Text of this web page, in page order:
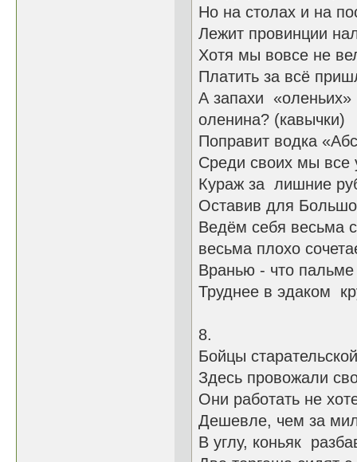
Но на столах и на
Лежит провинции
Хотя мы вовсе не
Платить за всё
А запахи
оленина? (кавычки)
Поправит водка
Среди своих мы все
Кураж за
Оставив для
Ведём себя
весьма плохо
Вранью - что пальме
Труднее в эдаком
8.
Бойцы
Здесь провожали
Они работать не
Дешевле, чем за
В углу, коньяк